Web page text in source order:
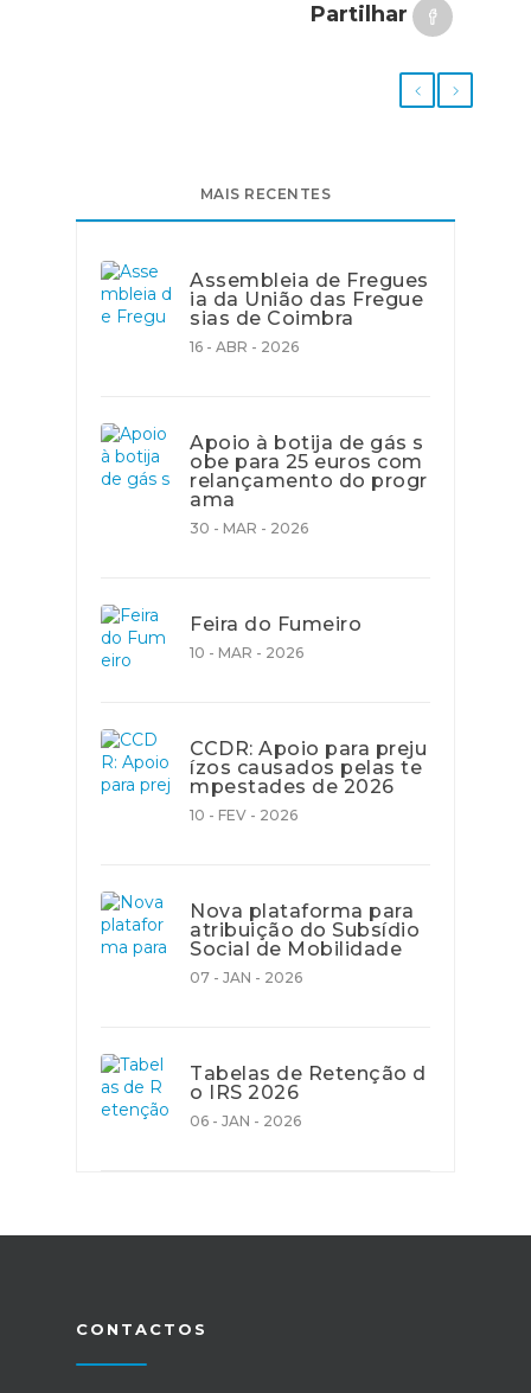
Partilhar
MAIS RECENTES
Assembleia de Fregues
ia da União das Fregue
sias de Coimbra
16 - ABR - 2026
Apoio à botija de gás s
obe para 25 euros com
relançamento do progr
ama
30 - MAR - 2026
Feira do Fumeiro
10 - MAR - 2026
CCDR: Apoio para preju
ízos causados pelas te
mpestades de 2026
10 - FEV - 2026
Nova plataforma para
atribuição do Subsídio
Social de Mobilidade
07 - JAN - 2026
Tabelas de Retenção d
o IRS 2026
06 - JAN - 2026
CONTACTOS